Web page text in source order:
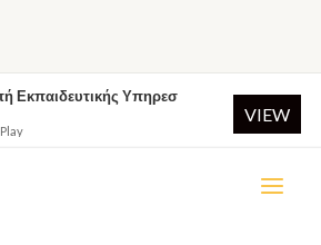
Εκπαιδευτικής Υπηρεσ
VIEW